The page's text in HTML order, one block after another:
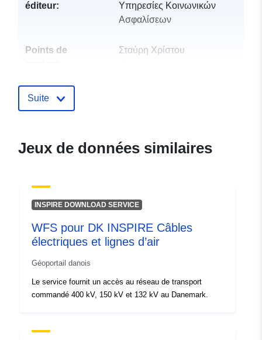
éditeur:
Υπηρεσίες Κοινωνικών
Ασφαλίσεων
Points de
Σταύρη Χρίστου
Compte rendu du
Mise à jour sur data.europa.eu:
08 August 2026
Identificateurs:
2daf47d90499
uriRef:
http://data.europa.eu/88u/dataset/
e38e-426f-8f04-2daf47d90499
Suite
Jeux de données similaires
INSPIRE DOWNLOAD SERVICE
WFS pour DK INSPIRE Câbles
électriques et lignes d’air
Géoportail danois
Le service fournit un accès au réseau de transport
commandé 400 kV, 150 kV et 132 kV au Danemark.